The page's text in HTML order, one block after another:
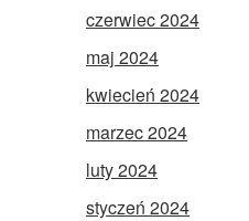
czerwiec 2024
maj 2024
kwiecień 2024
marzec 2024
luty 2024
styczeń 2024